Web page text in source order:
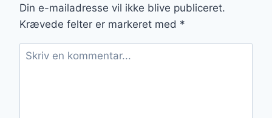
TILFREDSSTILLENDE
Din e-mailadresse vil ikke blive publiceret.
Krævede felter er markeret med *